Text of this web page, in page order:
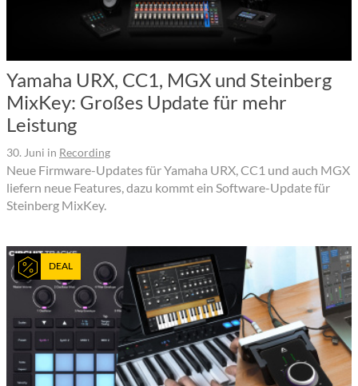
Yamaha URX, CC1, MGX und Steinberg
MixKey: Großes Update für mehr
Leistung
30. Juni in Recording
Neue Firmware-Updates für Yamaha URX, CC1 und auch MGX
liefern neue Features, dazu kommt ein Software-Update für
Steinberg MixKey.
DEAL